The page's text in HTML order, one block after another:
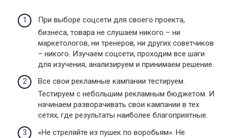
При выборе соцсети для своего проекта,
бизнеса, товара не слушаем никого – ни
маркетологов, ни тренеров, ни других советчиков
– никого. Изучаем соцсети, проходим все шаги
для изучения, анализируем и принимаем решение.
Все свои рекламные кампании тестируем.
Тестируем с небольшим рекламным бюджетом. И
начинаем разворачивать свои кампании в тех
сетях, где результаты наиболее благоприятные.
«Не стреляйте из пушек по воробьям». Не